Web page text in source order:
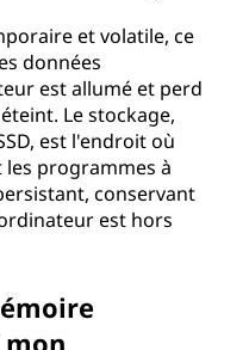
et volatile, ce
données
est allumé et perd
Le stockage,
est l'endroit où
les programmes à
conservant
est hors